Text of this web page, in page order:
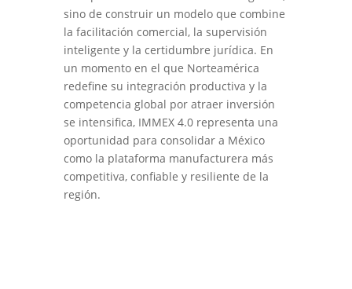
sino de construir un modelo que combine
la facilitación comercial, la supervisión
inteligente y la certidumbre jurídica. En
un momento en el que Norteamérica
redefine su integración productiva y la
competencia global por atraer inversión
se intensifica, IMMEX 4.0 representa una
oportunidad para consolidar a México
como la plataforma manufacturera más
competitiva, confiable y resiliente de la
región.